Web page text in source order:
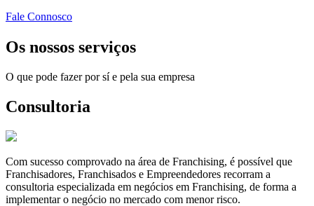
Fale Connosco
Os nossos serviços
O que pode fazer por sí e pela sua empresa
Consultoria
Com sucesso comprovado na área de Franchising, é possível que
Franchisadores, Franchisados e Empreendedores recorram a
consultoria especializada em negócios em Franchising, de forma a
implementar o negócio no mercado com menor risco.